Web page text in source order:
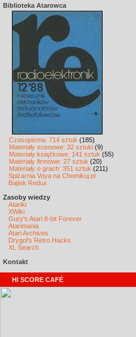
Biblioteka Atarowca
Czasopisma: 714 sztuk (185)
Materiały scenowe: 32 sztuki (9)
Materiały książkowe: 141 sztuk (55)
Materiały firmowe: 27 sztuk (20)
Materiały o grach: 351 sztuk (211)
Spiżarnia Voya na Chomikuj.pl
Bajtek Redux
Zasoby wiedzy
Atariki
XWiki
Gury's Atari 8-bit Forever
Atarimania
Atari Archives
Drygol's Retro Hacks
XL Search
Kontakt
HI SCORE CAFÉ